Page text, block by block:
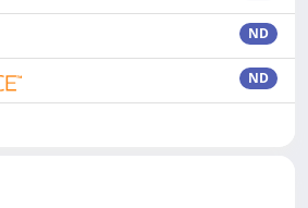
ND
ND